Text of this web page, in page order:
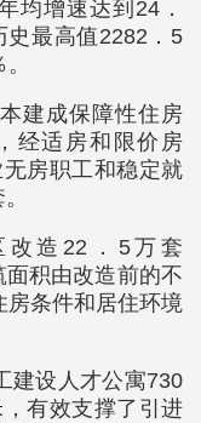
均增速达到24．
史最高值2282．5
建成保障性住房
经适房和限价房
房职工和稳定就
改造22．5万套
面积由改造前的不
房条件和居住环境
建设人才公寓730
有效支撑了引进